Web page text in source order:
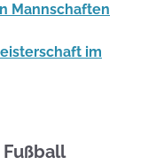
Mannschaften
im